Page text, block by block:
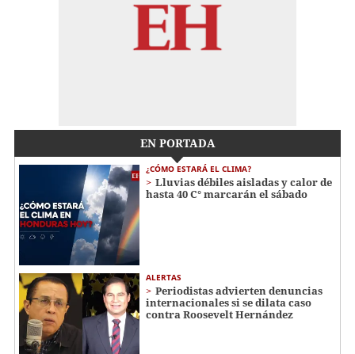
EN PORTADA
¿CÓMO ESTARÁ EL CLIMA?
Lluvias débiles aisladas y calor de
hasta 40 C° marcarán el sábado
ALERTAS
Periodistas advierten denuncias
internacionales si se dilata caso
contra Roosevelt Hernández